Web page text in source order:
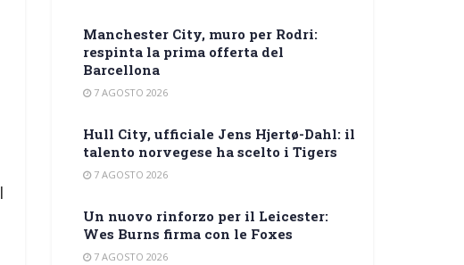
Manchester City, muro per Rodri:
respinta la prima offerta del
Barcellona
7 AGOSTO 2026
Hull City, ufficiale Jens Hjertø-Dahl: il
talento norvegese ha scelto i Tigers
7 AGOSTO 2026
Un nuovo rinforzo per il Leicester:
Wes Burns firma con le Foxes
7 AGOSTO 2026